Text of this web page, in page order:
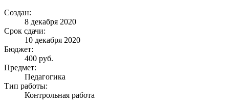
Создан:
8 декабря 2020
Срок сдачи:
10 декабря 2020
Бюджет:
400 руб.
Предмет:
Педагогика
Тип работы:
Контрольная работа